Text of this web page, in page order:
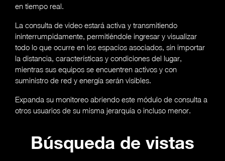
en tiempo real.
La consulta de video estará activa y transmitiendo
ininterrumpidamente, permitiéndole ingresar y visualizar
todo lo que ocurre en los espacios asociados, sin importar
la distancia, características y condiciones del lugar,
mientras sus equipos se encuentren activos y con
suministro de red y energía serán visibles.
Expanda su monitoreo abriendo este módulo de consulta a
otros usuarios de su misma jerarquía o incluso menor.
Búsqueda de vistas